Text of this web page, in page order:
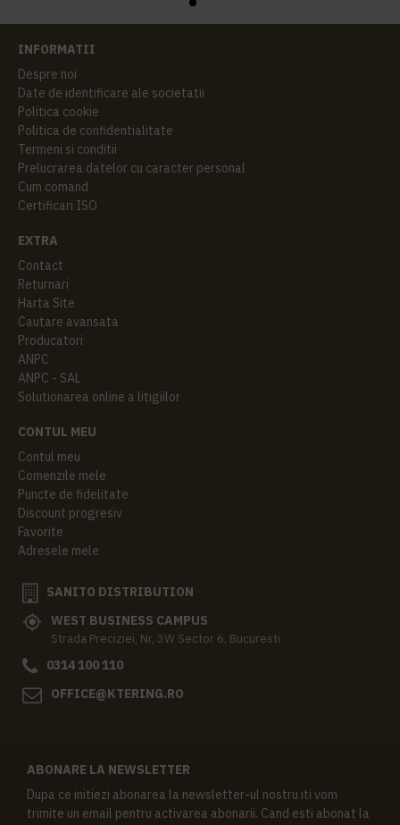
INFORMATII
Despre noi
Date de identificare ale societatii
Politica cookie
Politica de confidentialitate
Termeni si conditii
Prelucrarea datelor cu caracter personal
Cum comand
Certificari ISO
EXTRA
Contact
Returnari
Harta Site
Cautare avansata
Producatori
ANPC
ANPC - SAL
Solutionarea online a litigiilor
CONTUL MEU
Contul meu
Comenzile mele
Puncte de fidelitate
Discount progresiv
Favorite
Adresele mele
SANITO DISTRIBUTION
WEST BUSINESS CAMPUS
Strada Preciziei, Nr, 3W Sector 6, Bucuresti
0314 100 110
OFFICE@KTERING.RO
ABONARE LA NEWSLETTER
Dupa ce initiezi abonarea la newsletter-ul nostru iti vom
trimite un email pentru activarea abonarii. Cand esti abonat la